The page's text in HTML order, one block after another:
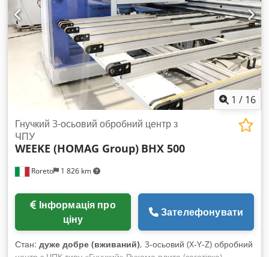
1 / 16
Roreto 1 826 km
Гнучкий 3-осьовий обробний центр з
ЧПУ
WEEKE (HOMAG Group) BHX 500
ціну
Зателефонувати
Стан: дуже добре (вживаний), 3-осьовий (X-Y-Z) обробний